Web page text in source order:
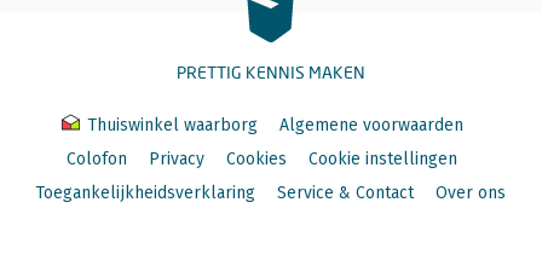
PRETTIG KENNIS MAKEN
Thuiswinkel waarborg
Algemene voorwaarden
Colofon
Privacy Cookies
Cookie instellingen
Toegankelijkheidsverklaring
Service & Contact Over ons